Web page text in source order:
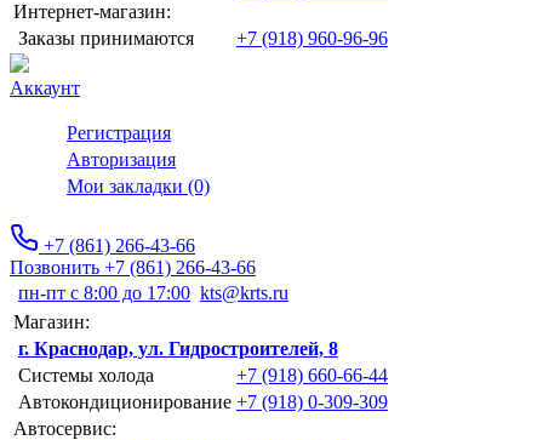
Интернет-магазин:
Заказы принимаются
+7 (918) 960-96-96
Аккаунт
Регистрация
Авторизация
Мои закладки (0)
+7 (861) 266-43-66
Позвонить +7 (861) 266-43-66
пн-пт с 8:00 до 17:00 kts@krts.ru
Магазин:
г. Краснодар, ул. Гидростроителей, 8
Системы холода
+7 (918) 660-66-44
Автокондиционирование +7 (918) 0-309-309
Автосервис: